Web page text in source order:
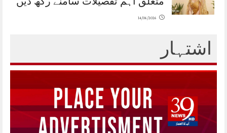
14/06/2026
اشتہار